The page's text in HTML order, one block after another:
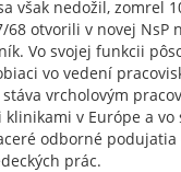
však nedožil, zomrel
68 otvorili v novej
Vo svojej funkcii
vo vedení
stáva vrcholovým
v Európe a
odborné
prác.